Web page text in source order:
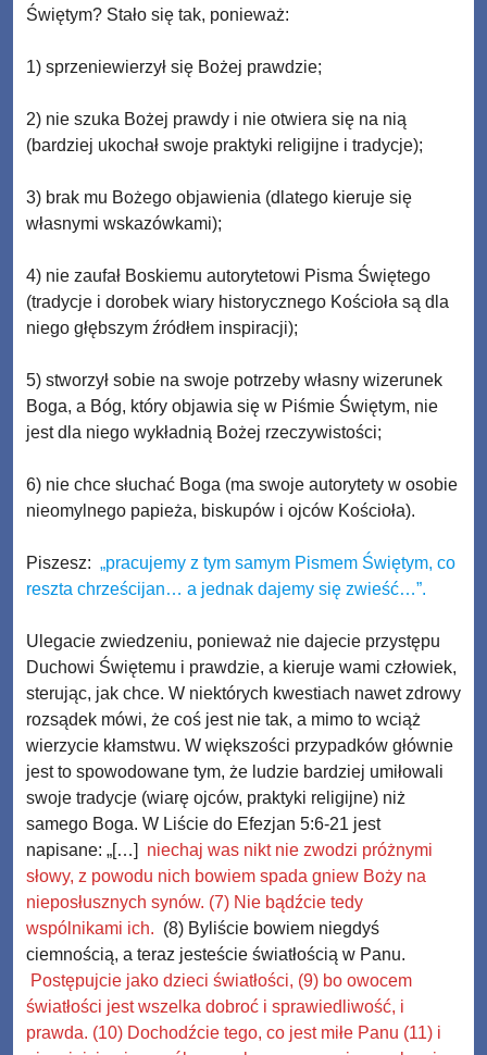
Świętym? Stało się tak, ponieważ:
1) sprzeniewierzył się Bożej prawdzie;
2) nie szuka Bożej prawdy i nie otwiera się na nią
(bardziej ukochał swoje praktyki religijne i tradycje);
3) brak mu Bożego objawienia (dlatego kieruje się
własnymi wskazówkami);
4) nie zaufał Boskiemu autorytetowi Pisma Świętego
(tradycje i dorobek wiary historycznego Kościoła są dla
niego głębszym źródłem inspiracji);
5) stworzył sobie na swoje potrzeby własny wizerunek
Boga, a Bóg, który objawia się w Piśmie Świętym, nie
jest dla niego wykładnią Bożej rzeczywistości;
6) nie chce słuchać Boga (ma swoje autorytety w osobie
nieomylnego papieża, biskupów i ojców Kościoła).
Piszesz: „pracujemy z tym samym Pismem Świętym, co
reszta chrześcijan… a jednak dajemy się zwieść…”.
Ulegacie zwiedzeniu, ponieważ nie dajecie przystępu
Duchowi Świętemu i prawdzie, a kieruje wami człowiek,
sterując, jak chce. W niektórych kwestiach nawet zdrowy
rozsądek mówi, że coś jest nie tak, a mimo to wciąż
wierzycie kłamstwu. W większości przypadków głównie
jest to spowodowane tym, że ludzie bardziej umiłowali
swoje tradycje (wiarę ojców, praktyki religijne) niż
samego Boga. W Liście do Efezjan 5:6-21 jest
napisane: „[…]
niechaj was nikt nie zwodzi próżnymi
słowy, z powodu nich bowiem spada gniew Boży na
nieposłusznych synów. (7) Nie bądźcie tedy
wspólnikami ich. (8) Byliście bowiem niegdyś
ciemnością, a teraz jesteście światłością w Panu.
Postępujcie jako dzieci światłości, (9) bo owocem
światłości jest wszelka dobroć i sprawiedliwość, i
prawda. (10) Dochodźcie tego, co jest miłe Panu (11) i